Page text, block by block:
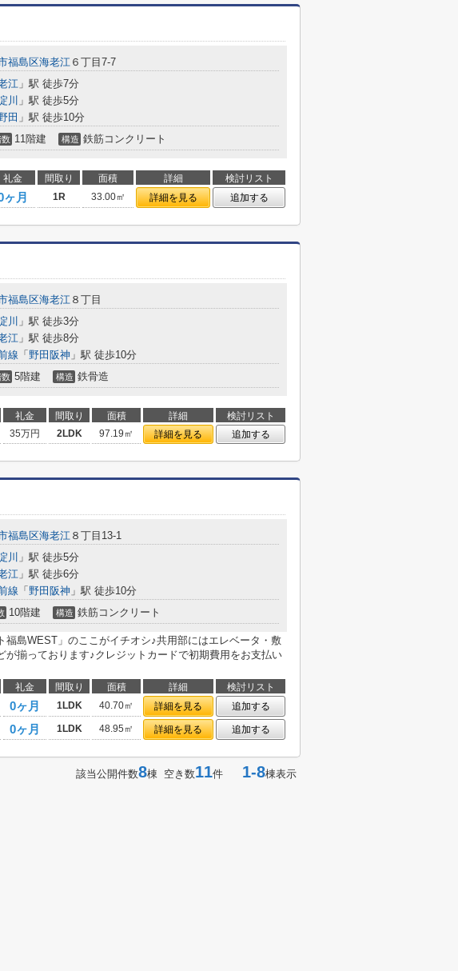
福島区海老江 ６丁目7-7
江 」駅 徒歩7分
川 」駅 徒歩5分
田 」駅 徒歩10分
数 11階建 構造 鉄筋コンクリート
礼金 間取り 面積 詳細
検討リスト
ヶ月 1R 33.00㎡ 詳細を見る 追加する
福島区海老江 ８丁目
川 」駅 徒歩3分
江 」駅 徒歩8分
線 「 野田阪神 」駅 徒歩10分
数 5階建 構造 鉄骨造
礼金 間取り 面積 詳細
検討リスト
35万円 2LDK 97.19㎡ 詳細を見る 追加する
福島区海老江 ８丁目13-1
川 」駅 徒歩5分
江 」駅 徒歩6分
線 「 野田阪神 」駅 徒歩10分
10階建 構造 鉄筋コンクリート
福島WEST」のここがイチオシ♪共用部にはエレベータ・敷
が揃っております♪クレジットカードで初期費用をお支払い
礼金 間取り 面積 詳細
検討リスト
0ヶ月 1LDK 40.70㎡ 詳細を見る
追加する
0ヶ月 1LDK 48.95㎡ 詳細を見る 追加する
該当公開件数8棟 空き数11件 1-8棟表示